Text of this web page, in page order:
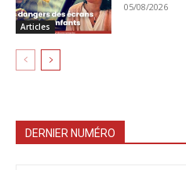
Articles
05/08/2026
DERNIER NUMÉRO